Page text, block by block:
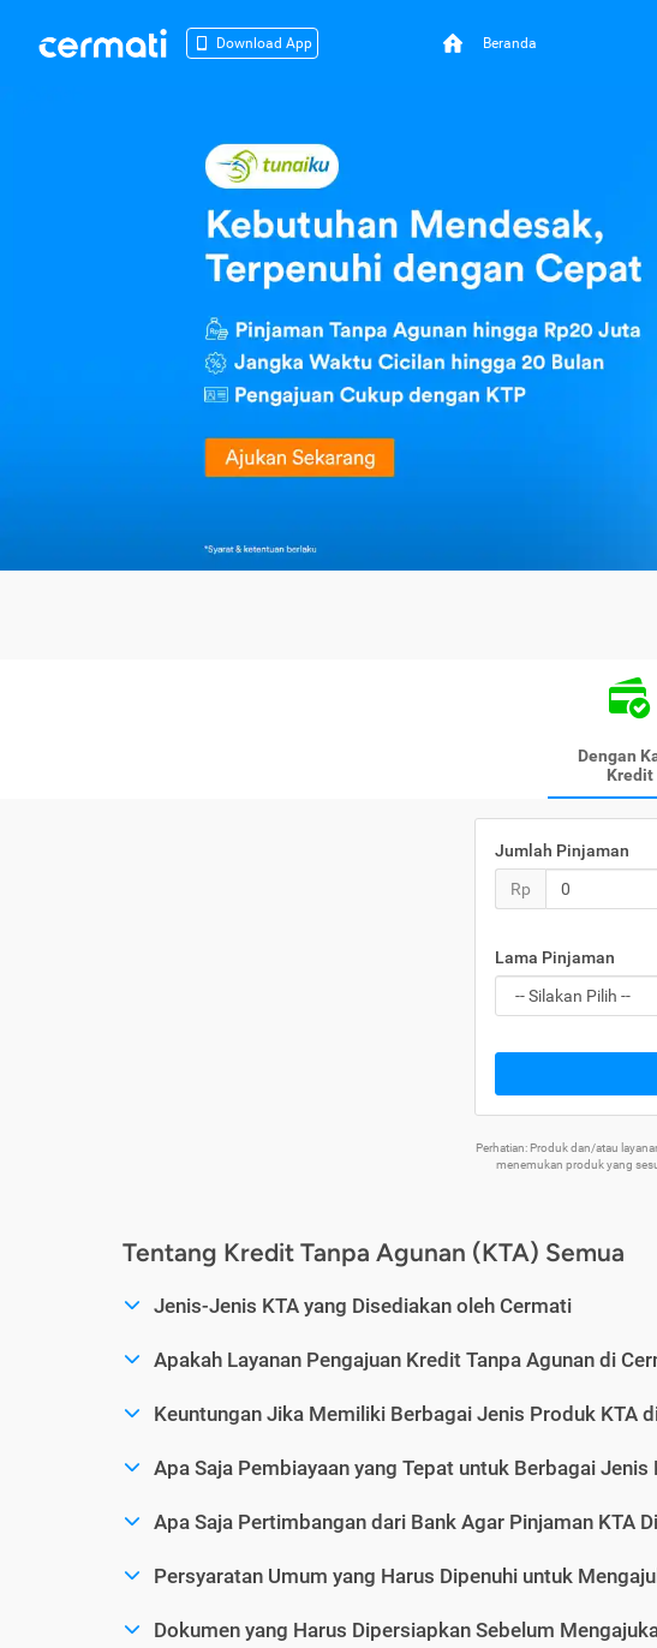
Download App Beranda
Dengan
Kredit
Jumlah Pinjaman
Rp
Lama Pinjaman
Perhatian: Produk dan/atau
menemukan produk yang
Tentang Kredit Tanpa Agunan (KTA) Semua
Jenis-Jenis KTA yang Disediakan oleh Cermati
Apakah Layanan Pengajuan Kredit Tanpa Agunan di
Keuntungan Jika Memiliki Berbagai Jenis Produk KTA
Apa Saja Pembiayaan yang Tepat untuk Berbagai Jenis
Apa Saja Pertimbangan dari Bank Agar Pinjaman KTA
Persyaratan Umum yang Harus Dipenuhi untuk
Dokumen yang Harus Dipersiapkan Sebelum